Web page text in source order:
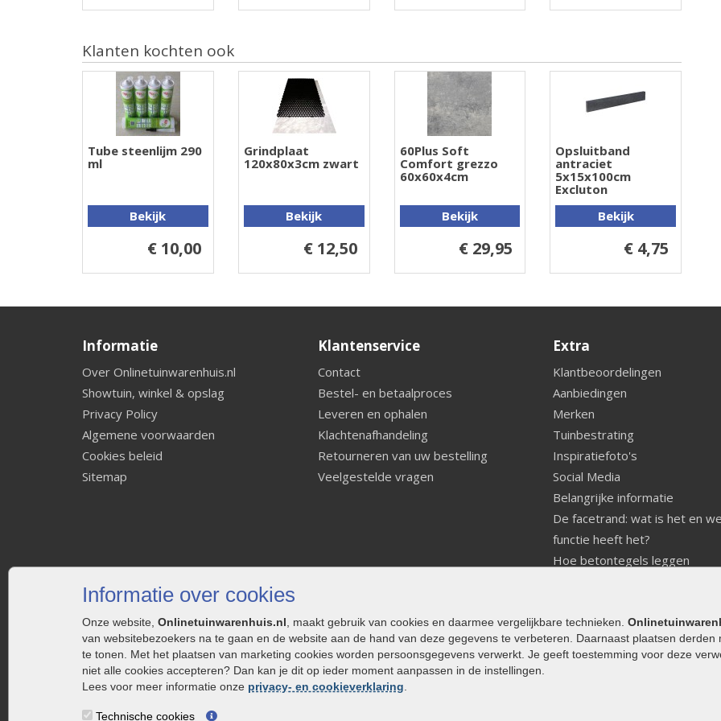
Informatie over cookies
Onze website, Onlinetuinwarenhuis.nl , maakt gebruik van cookies en daarmee vergelijkbare technieken.
van websitebezoekers na te gaan en de website aan de hand van deze gegevens te verbeteren. Daarnaast plaatsen
te tonen. Met het plaatsen van marketing cookies worden persoonsgegevens verwerkt. Je geeft toestemming voor deze
niet alle cookies accepteren? Dan kan je dit op ieder moment aanpassen in de instellingen.
Lees voor meer informatie onze privacy- en cookieverklaring
Technische cookies
Klanten kochten ook
Tube steenlijm 290
ml
Bekijk
€ 10,00
Grindplaat
120x80x3cm zwart
Bekijk
€ 12,50
60Plus Soft
Comfort grezzo
60x60x4cm
Bekijk
€ 29,95
Opsluitband
antraciet
5x15x100cm
Excluton
Bekijk
€ 4,75
Informatie
Over Onlinetuinwarenhuis.nl
Showtuin, winkel & opslag
Privacy Policy
Algemene voorwaarden
Cookies beleid
Sitemap
Klantenservice
Contact
Bestel- en betaalproces
Leveren en ophalen
Klachtenafhandeling
Retourneren van uw bestelling
Veelgestelde vragen
Extra
Klantbeoordelingen
Aanbiedingen
Merken
Tuinbestrating
Inspiratiefoto's
Social Media
Belangrijke informatie
De facetrand: wat is het en
functie heeft het?
Hoe betontegels leggen
Welke tuinstijl past bij mij
Strakke tuin inrichten
Legverbanden gebakken